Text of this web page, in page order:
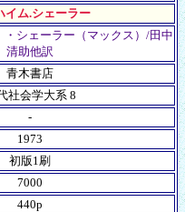
イム.シェーラー
・シェーラー（マックス）/田中
清助他訳
青木書店
社会学大系 8
-
1973
初版1刷
7000
440p